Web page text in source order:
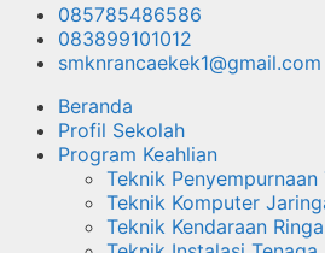
085785486586
083899101012
smknrancaekek1@gmail.com
Beranda
Profil Sekolah
Program Keahlian
Teknik Penyempurnaan
Teknik Komputer
Teknik Kendaraan